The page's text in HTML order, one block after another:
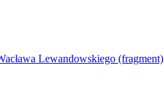
Lewandowskiego (fragment)